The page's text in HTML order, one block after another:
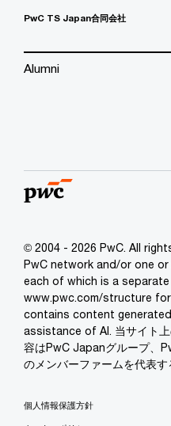
PwC TS Japan合同会社
Alumni
© 2004 - 2026 PwC. All
PwC network and/or one
each of which is a
www.pwc.com/structure
contains content
assistance of AI. 当サイト
容はPwC Japanグループ、
のメンバーファームを代表す
個人情報保護方針